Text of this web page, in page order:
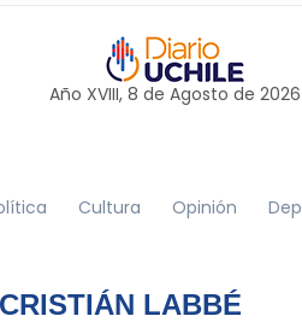
Año XVIII, 8 de Agosto de 2026
Cultura Opinión
CRISTIÁN LABBÉ